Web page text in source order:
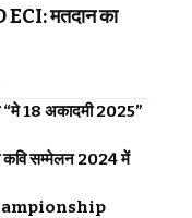
मतदान का
18 अकादमी 2025”
कवि सम्मेलन 2024 में